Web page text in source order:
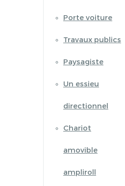
Porte voiture
Travaux publics
Paysagiste
Un essieu
directionnel
Chariot
amovible
ampliroll